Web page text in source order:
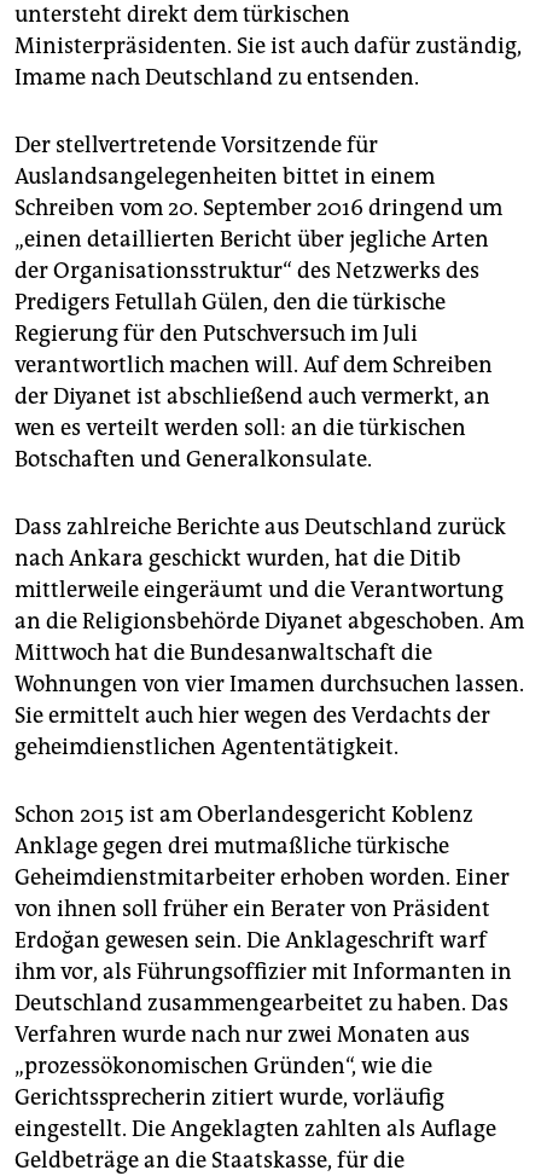
untersteht direkt dem türkischen
Ministerpräsidenten. Sie ist auch dafür zuständig,
Imame nach Deutschland zu entsenden.
Der stellvertretende Vorsitzende für
Auslandsangelegenheiten bittet in einem
Schreiben vom 20. September 2016 dringend um
„einen detaillierten Bericht über jegliche Arten
der Organisationsstruktur“ des Netzwerks des
Predigers Fetullah Gülen, den die türkische
Regierung für den Putschversuch im Juli
verantwortlich machen will. Auf dem Schreiben
der Diyanet ist abschließend auch vermerkt, an
wen es verteilt werden soll: an die türkischen
Botschaften und Generalkonsulate.
Dass zahlreiche Berichte aus Deutschland zurück
nach Ankara geschickt wurden, hat die Ditib
mittlerweile eingeräumt und die Verantwortung
an die Religionsbehörde Diyanet abgeschoben. Am
Mittwoch hat die Bundesanwaltschaft die
Wohnungen von vier Imamen durchsuchen lassen.
Sie ermittelt auch hier wegen des Verdachts der
geheimdienstlichen Agententätigkeit.
Schon 2015 ist am Oberlandesgericht Koblenz
Anklage gegen drei mutmaßliche türkische
Geheimdienstmitarbeiter erhoben worden. Einer
von ihnen soll früher ein Berater von Präsident
Erdoğan gewesen sein. Die Anklageschrift warf
ihm vor, als Führungsoffizier mit Informanten in
Deutschland zusammengearbeitet zu haben. Das
Verfahren wurde nach nur zwei Monaten aus
„prozessökonomischen Gründen“, wie die
Gerichtssprecherin zitiert wurde, vorläufig
eingestellt. Die Angeklagten zahlten als Auflage
Geldbeträge an die Staatskasse, für die